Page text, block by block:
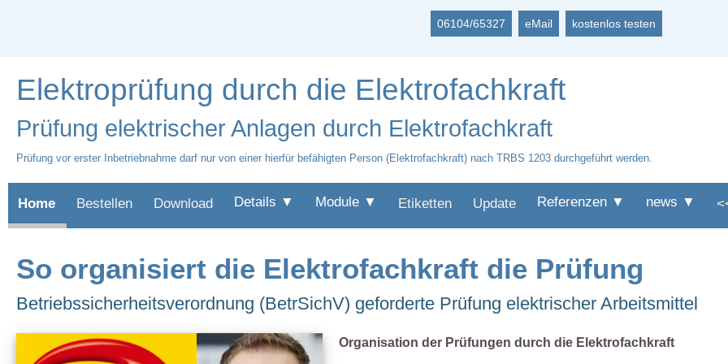
06104/65327 eMail kostenlos testen
Elektroprüfung durch die Elektrofachkraft
Prüfung elektrischer Anlagen durch Elektrofachkraft
Prüfung vor erster Inbetriebnahme darf nur von einer hierfür befähigten Person (Elektrofachkraft) nach TRBS 1203 durchgeführt werden.
Home Bestellen Download Details ▼ Module ▼ Etiketten Update Referenzen ▼ news ▼
So organisiert die Elektrofachkraft die Prüfung
Betriebssicherheitsverordnung (BetrSichV) geforderte Prüfung elektrischer Arbeitsmittel
Organisation der Prüfungen durch die Elektrofachkraft